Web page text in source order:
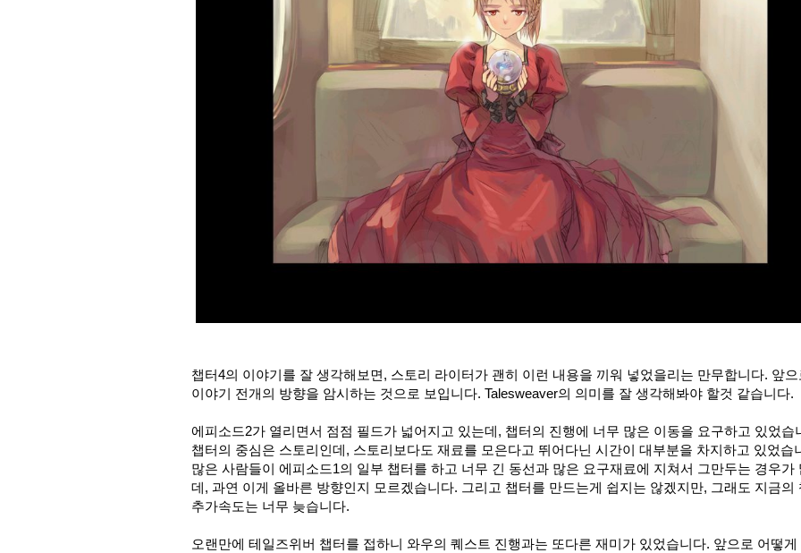
챕터4의 이야기를 잘 생각해보면, 스토리 라이터가 괜히 이런 내용을 끼워 넣었을리는 만무합니다. 앞
이야기 전개의 방향을 암시하는 것으로 보입니다. Talesweaver의 의미를 잘 생각해봐야 할것 같습니다.
에피소드2가 열리면서 점점 필드가 넓어지고 있는데, 챕터의 진행에 너무 많은 이동을 요구하고 있었습
챕터의 중심은 스토리인데, 스토리보다도 재료를 모은다고 뛰어다닌 시간이 대부분을 차지하고 있었습
많은 사람들이 에피소드1의 일부 챕터를 하고 너무 긴 동선과 많은 요구재료에 지쳐서 그만두는 경우가
데, 과연 이게 올바른 방향인지 모르겠습니다. 그리고 챕터를 만드는게 쉽지는 않겠지만, 그래도 지금의
추가속도는 너무 늦습니다.
오랜만에 테일즈위버 챕터를 접하니 와우의 퀘스트 진행과는 또다른 재미가 있었습니다. 앞으로 어떻게